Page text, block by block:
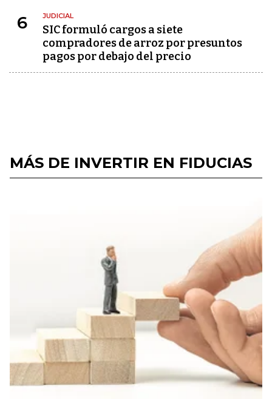
6 JUDICIAL
SIC formuló cargos a siete
compradores de arroz por presuntos
pagos por debajo del precio
MÁS DE INVERTIR EN FIDUCIAS